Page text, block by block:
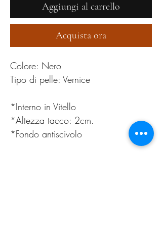
Aggiungi al carrello
Acquista ora
Colore: Nero
Tipo di pelle: Vernice
*Interno in Vitello
*Altezza tacco: 2cm.
*Fondo antiscivolo